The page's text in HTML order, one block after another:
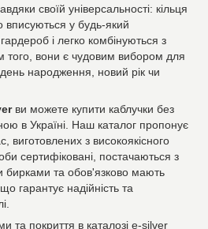
своїй універсальності: кільця
вписуються у будь-який
і легко комбінуються з
того, вони є чудовим вибором для
народження, новий рік чи
ви можете купити каблучки без
в Україні. Наш каталог пропонує
виготовлених з високоякісного
сертифіковані, постачаються з
бирками та обов'язково мають
гарантує надійність та
та покриття в каталозі e-silver